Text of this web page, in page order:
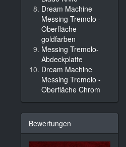
Dream Machine
Messing Tremolo -
Oberfläche
goldfarben
Messing Tremolo-
Abdeckplatte
Dream Machine
Messing Tremolo -
Oberfläche Chrom
Bewertungen